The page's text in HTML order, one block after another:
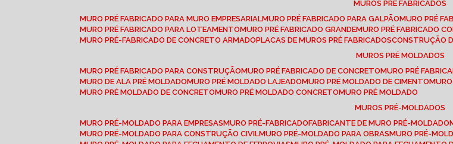
MUROS PRÉ FABRICADOS
MURO PRÉ FABRICADO PARA MURO EMPRESARIAL
MURO PRÉ FABRICADO PARA GALPÃO MURO PRÉ
MURO PRÉ FABRICADO PARA LOTEAMENTO
MURO PRÉ FABRICADO GRANDE MURO PRÉ FABRICADO
MURO PRÉ-FABRICADO DE CONCRETO ARMADO PLACAS DE MUROS PRÉ FABRICADOS CONSTRUÇÃO
MUROS PRÉ MOLDADOS
MURO PRÉ FABRICADO PARA CONSTRUÇÃO
MURO PRÉ FABRICADO DE CONCRETO MURO PRÉ
MURO DE ALA PRÉ MOLDADO
MURO PRÉ MOLDADO LAJEADO MURO PRÉ MOLDADO DE CIMENTO
MURO PRÉ MOLDADO DE CONCRETO
MURO PRÉ MOLDADO CONCRETO
MURO PRÉ MOLDADO
MUROS PRÉ-MOLDADOS
MURO PRÉ-MOLDADO PARA EMPRESAS
MURO PRÉ-FABRICADO FABRICANTE DE MURO PRÉ-MOLDADO
MURO PRÉ-MOLDADO PARA CONSTRUÇÃO CIVIL
MURO PRÉ-MOLDADO PARA OBRAS
MURO PRÉ-